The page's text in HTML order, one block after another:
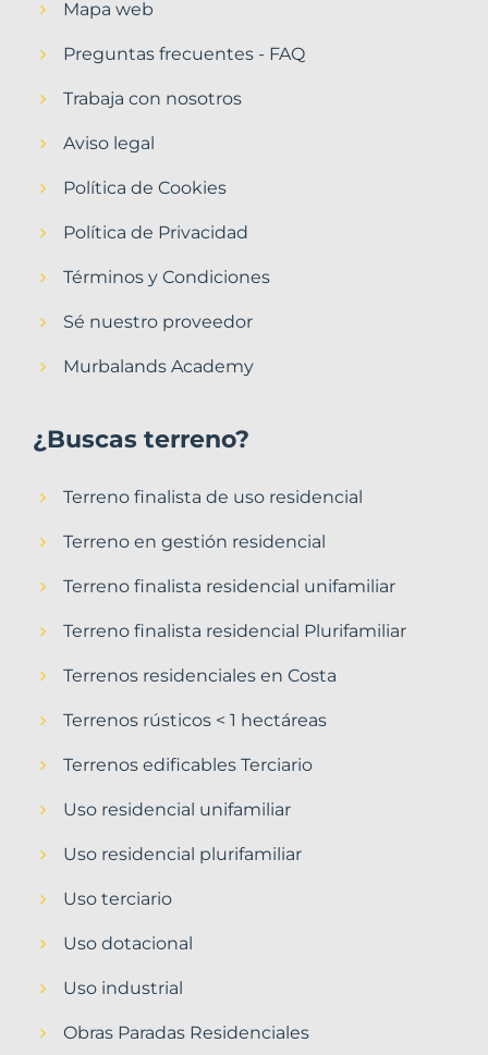
Mapa web
Preguntas frecuentes - FAQ
Trabaja con nosotros
Aviso legal
Política de Cookies
Política de Privacidad
Términos y Condiciones
Sé nuestro proveedor
Murbalands Academy
¿Buscas terreno?
Terreno finalista de uso residencial
Terreno en gestión residencial
Terreno finalista residencial unifamiliar
Terreno finalista residencial Plurifamiliar
Terrenos residenciales en Costa
Terrenos rústicos < 1 hectáreas
Terrenos edificables Terciario
Uso residencial unifamiliar
Uso residencial plurifamiliar
Uso terciario
Uso dotacional
Uso industrial
Obras Paradas Residenciales